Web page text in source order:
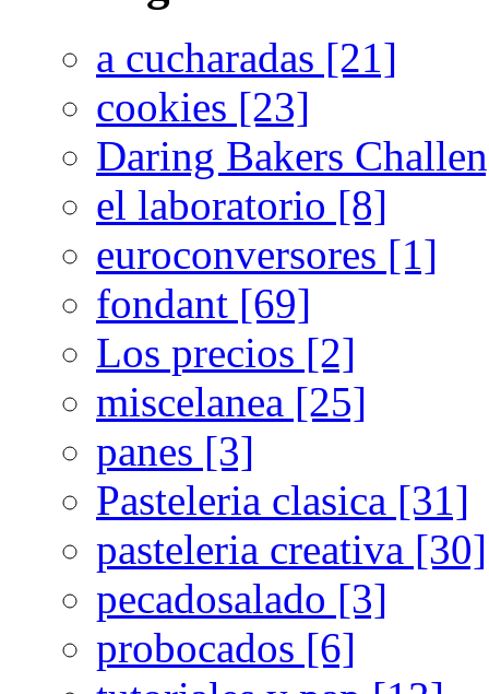
a cucharadas [21]
cookies [23]
Daring Bakers
el laboratorio [8]
euroconversores [1]
fondant [69]
Los precios [2]
miscelanea [25]
panes [3]
Pasteleria clasica [31]
pasteleria creativa [30]
pecadosalado [3]
probocados [6]